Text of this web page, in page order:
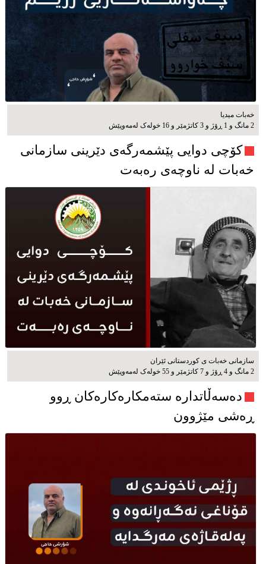
خەبات میدیا
2 مانگ و 1 ڕۆژ و 3 کاتژمێر و 16 خوله‌ک له‌مه‌وپێش‌
کۆچی دوایی پێشمەرگەی دێرینی سازمانی
خەبات لە ناوچەی رەبەت
سازمانی خەبات ی كوردستانی ئێران
2 مانگ و 4 ڕۆژ و 7 کاتژمێر و 55 خوله‌ک له‌مه‌وپێش‌
دەسەڵاتدارە ستەمکارەکارەکان ڕوو
ڕەشی مێژوون